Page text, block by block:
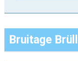
Bruitage